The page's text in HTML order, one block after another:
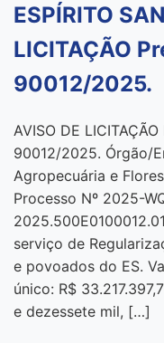
ESPÍRITO
LICITAÇÃO
90012/2025.
AVISO DE
90012/2025. Órgão/
Agropecuária e
Processo Nº 2025-
serviço de
e povoados do ES.
único: R$
e dezessete mil, […]